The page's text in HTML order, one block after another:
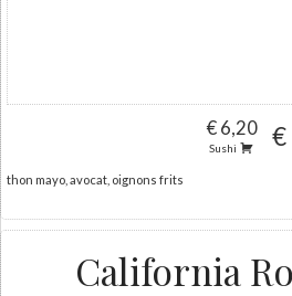
€ 6,20
Sushi €
thon mayo, avocat, oignons frits
California